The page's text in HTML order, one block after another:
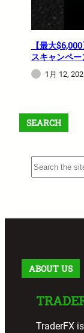
【最大
スキャンペー
1月 12,
SEARCH
S
e
c
ABOUT US
TraderFX